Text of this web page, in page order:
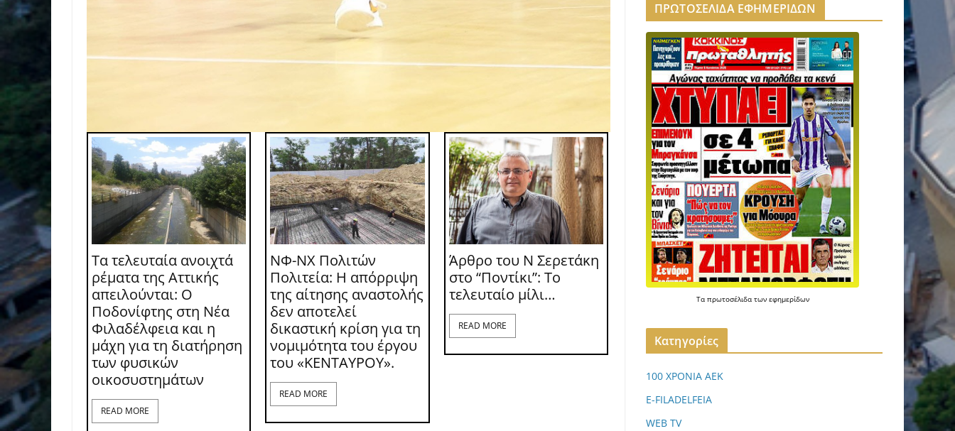
Τα τελευταία ανοιχτά
ρέματα της Αττικής
απειλούνται: Ο
Ποδονίφτης στη Νέα
Φιλαδέλφεια και η
μάχη για τη διατήρηση
των φυσικών
οικοσυστημάτων
READ MORE
ΝΦ-ΝΧ Πολιτών
Πολιτεία: Η απόρριψη
της αίτησης αναστολής
δεν αποτελεί
δικαστική κρίση για τη
νομιμότητα του έργου
του «ΚΕΝΤΑΥΡΟΥ».
READ MORE
Άρθρο του Ν Σερετάκη
στο “Ποντίκι”: Το
τελευταίο μίλι…
READ MORE
ΠΡΩΤΟΣΕΛΙΔΑ ΕΦΗΜΕΡΙΔΩΝ
Τα πρωτοσέλιδα των εφημερίδων
Kατηγορίες
100 ΧΡΟΝΙΑ ΑΕΚ
E-FILADELFEIA
WEB TV